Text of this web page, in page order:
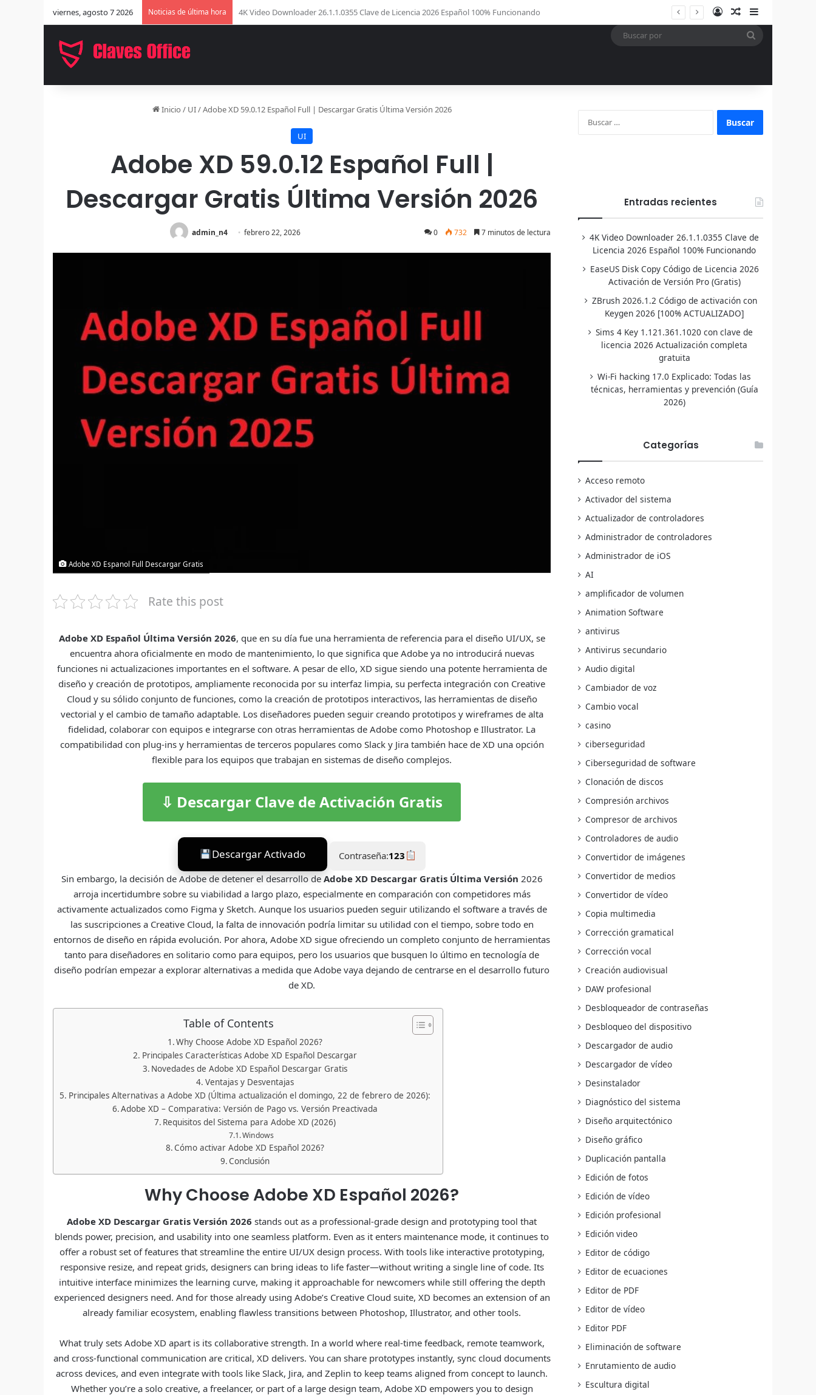
viernes, agosto 7 2026 Noticias de última hora EaseUS Disk Copy Código de Licencia 2026 Activación de Versión Pro (Gratis) AccesoPublicación al
Barra lateral
Inicio / UI/Adobe XD 59.0.12 Español Full | Descargar Gratis Última Versión 2026
UI
Adobe XD 59.0.12 Español Full |
Descargar Gratis Última Versión 2026
admin_n4 febrero 22, 2026 0 732 7 minutos de lectura
Adobe XD Espanol Full Descargar Gratis
Rate this post
Adobe XD Español Última Versión 2026, que en su día fue una herramienta de referencia para el diseño UI/UX, se
encuentra ahora oficialmente en modo de mantenimiento, lo que significa que Adobe ya no introducirá nuevas
funciones ni actualizaciones importantes en el software. A pesar de ello, XD sigue siendo una potente herramienta de
diseño y creación de prototipos, ampliamente reconocida por su interfaz limpia, su perfecta integración con Creative
Cloud y su sólido conjunto de funciones, como la creación de prototipos interactivos, las herramientas de diseño
vectorial y el cambio de tamaño adaptable. Los diseñadores pueden seguir creando prototipos y wireframes de alta
fidelidad, colaborar con equipos e integrarse con otras herramientas de Adobe como Photoshop e Illustrator. La
compatibilidad con plug-ins y herramientas de terceros populares como Slack y Jira también hace de XD una opción
flexible para los equipos que trabajan en sistemas de diseño complejos.
⇩ Descargar Clave de Activación Gratis
Descargar Activado Contraseña:123
Sin embargo, la decisión de Adobe de detener el desarrollo de Adobe XD Descargar Gratis Última Versión 2026
arroja incertidumbre sobre su viabilidad a largo plazo, especialmente en comparación con competidores más
activamente actualizados como Figma y Sketch. Aunque los usuarios pueden seguir utilizando el software a través de
las suscripciones a Creative Cloud, la falta de innovación podría limitar su utilidad con el tiempo, sobre todo en
entornos de diseño en rápida evolución. Por ahora, Adobe XD sigue ofreciendo un completo conjunto de herramientas
tanto para diseñadores en solitario como para equipos, pero los usuarios que busquen lo último en tecnología de
diseño podrían empezar a explorar alternativas a medida que Adobe vaya dejando de centrarse en el desarrollo futuro
de XD.
Table of Contents
Why Choose Adobe XD Español 2026?
Principales Características Adobe XD Español Descargar
Novedades de Adobe XD Español Descargar Gratis
Ventajas y Desventajas
Principales Alternativas a Adobe XD (Última actualización el domingo, 22 de febrero de 2026):
Adobe XD – Comparativa: Versión de Pago vs. Versión Preactivada
Requisitos del Sistema para Adobe XD (2026)
Windows
Cómo activar Adobe XD Español 2026?
Conclusión
Why Choose Adobe XD Español 2026?
Adobe XD Descargar Gratis Versión 2026 stands out as a professional-grade design and prototyping tool that
blends power, precision, and usability into one seamless platform. Even as it enters maintenance mode, it continues to
offer a robust set of features that streamline the entire UI/UX design process. With tools like interactive prototyping,
responsive resize, and repeat grids, designers can bring ideas to life faster—without writing a single line of code. Its
intuitive interface minimizes the learning curve, making it approachable for newcomers while still offering the depth
experienced designers need. And for those already using Adobe’s Creative Cloud suite, XD becomes an extension of an
already familiar ecosystem, enabling flawless transitions between Photoshop, Illustrator, and other tools.
What truly sets Adobe XD apart is its collaborative strength. In a world where real-time feedback, remote teamwork,
and cross-functional communication are critical, XD delivers. You can share prototypes instantly, sync cloud documents
across devices, and even integrate with tools like Slack, Jira, and Zeplin to keep teams aligned from concept to launch.
Whether you’re a solo creative, a freelancer, or part of a large design team, Adobe XD empowers you to design
Entradas recientes
4K Video Downloader 26.1.1.0355 Clave de
Licencia 2026 Español 100% Funcionando
EaseUS Disk Copy Código de Licencia 2026
Activación de Versión Pro (Gratis)
ZBrush 2026.1.2 Código de activación con
Keygen 2026 [100% ACTUALIZADO]
Sims 4 Key 1.121.361.1020 con clave de
licencia 2026 Actualización completa
gratuita
Wi-Fi hacking 17.0 Explicado: Todas las
técnicas, herramientas y prevención (Guía
2026)
Categorías
Acceso remoto
Activador del sistema
Actualizador de controladores
Administrador de controladores
Administrador de iOS
AI
amplificador de volumen
Animation Software
antivirus
Antivirus secundario
Audio digital
Cambiador de voz
Cambio vocal
casino
ciberseguridad
Ciberseguridad de software
Clonación de discos
Compresión archivos
Compresor de archivos
Controladores de audio
Convertidor de imágenes
Convertidor de medios
Convertidor de vídeo
Copia multimedia
Corrección gramatical
Corrección vocal
Creación audiovisual
DAW profesional
Desbloqueador de contraseñas
Desbloqueo del dispositivo
Descargador de audio
Descargador de vídeo
Desinstalador
Diagnóstico del sistema
Diseño arquitectónico
Diseño gráfico
Duplicación pantalla
Edición de fotos
Edición de vídeo
Edición profesional
Edición video
Editor de código
Editor de ecuaciones
Editor de PDF
Editor de vídeo
Editor PDF
Eliminación de software
Enrutamiento de audio
Escultura digital